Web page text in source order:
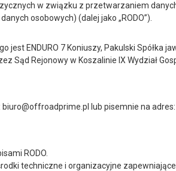
w związku z przetwarzaniem
osobowych) (dalej jako „RODO”).
ENDURO 7 Koniuszy, Pakulski Spółka
Sąd Rejonowy w Koszalinie IX Wydział
lub pisemnie na adres:
RODO.
techniczne i organizacyjne